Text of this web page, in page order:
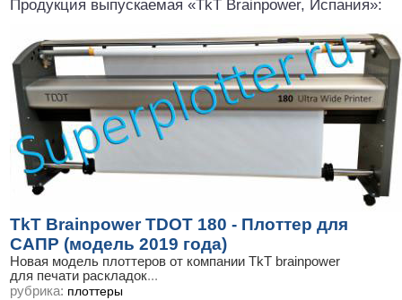
Продукция выпускаемая «TkT Brainpower, Испания»:
TkT Brainpower TDOT 180 - Плоттер для
САПР (модель 2019 года)
Новая модель плоттеров от компании TkT brainpower
для печати раскладок...
рубрика: плоттеры